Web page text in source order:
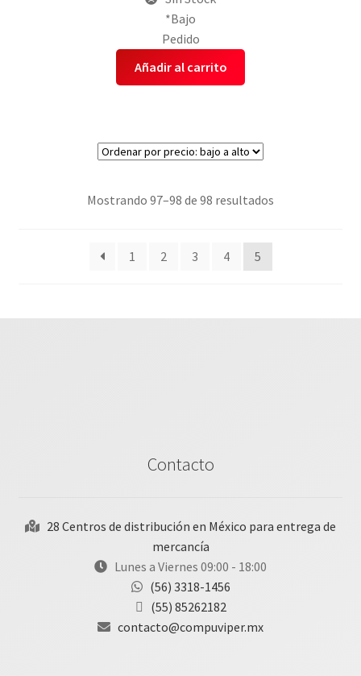
*Bajo
Pedido
Añadir al carrito
Mostrando 97–98 de 98 resultados
1 2 3 4 5
Contacto
28 Centros de distribución en México para entrega de
mercancía
Lunes a Viernes 09:00 - 18:00
(56) 3318-1456
(55) 85262182
contacto@compuviper.mx